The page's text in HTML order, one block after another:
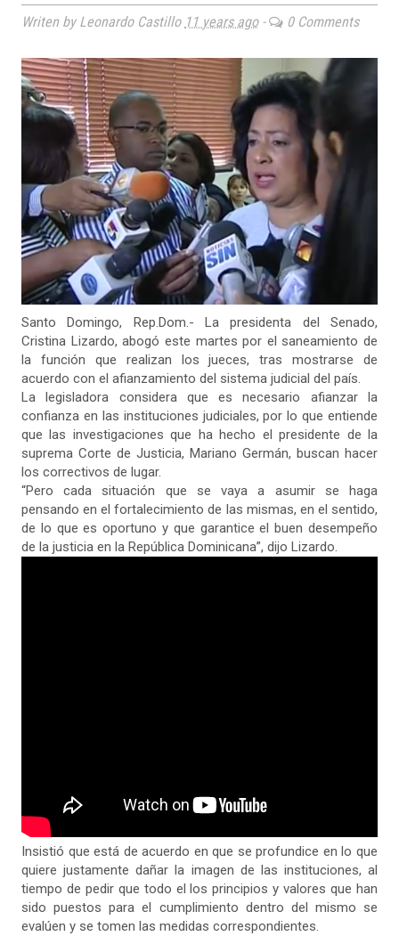
Writen by Leonardo Castillo 11 years ago- 0 Comments
Santo Domingo, Rep.Dom.- La presidenta del Senado,
Cristina Lizardo, abogó este martes por el saneamiento de
la función que realizan los jueces, tras mostrarse de
acuerdo con el afianzamiento del sistema judicial del país.
La legisladora considera que es necesario afianzar la
confianza en las instituciones judiciales, por lo que entiende
que las investigaciones que ha hecho el presidente de la
suprema Corte de Justicia, Mariano Germán, buscan hacer
los correctivos de lugar.
“Pero cada situación que se vaya a asumir se haga
pensando en el fortalecimiento de las mismas, en el sentido,
de lo que es oportuno y que garantice el buen desempeño
de la justicia en la República Dominicana”, dijo Lizardo.
Insistió que está de acuerdo en que se profundice en lo que
quiere justamente dañar la imagen de las instituciones, al
tiempo de pedir que todo el los principios y valores que han
sido puestos para el cumplimiento dentro del mismo se
evalúen y se tomen las medidas correspondientes.